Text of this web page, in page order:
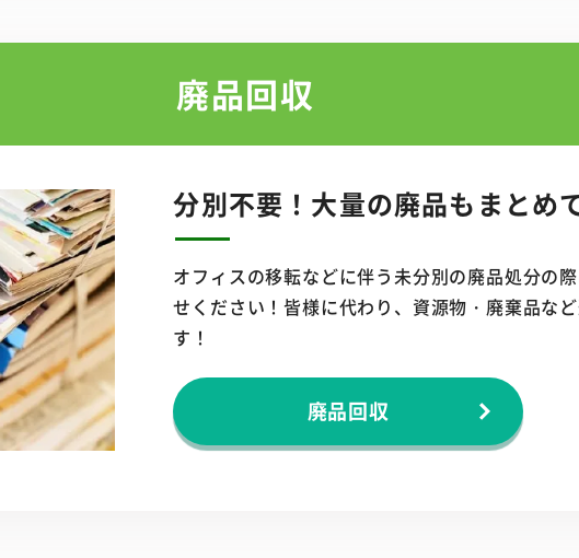
廃品回収
分別不要！ 大量の廃品もまとめ
オフィスの移転などに伴う未分別の廃品処分の
せください！皆様に代わり、資源物・廃棄品な
す！
廃品回収